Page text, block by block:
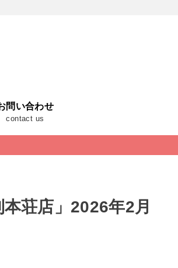
問い合わせ
contact us
荘店」2026年2月